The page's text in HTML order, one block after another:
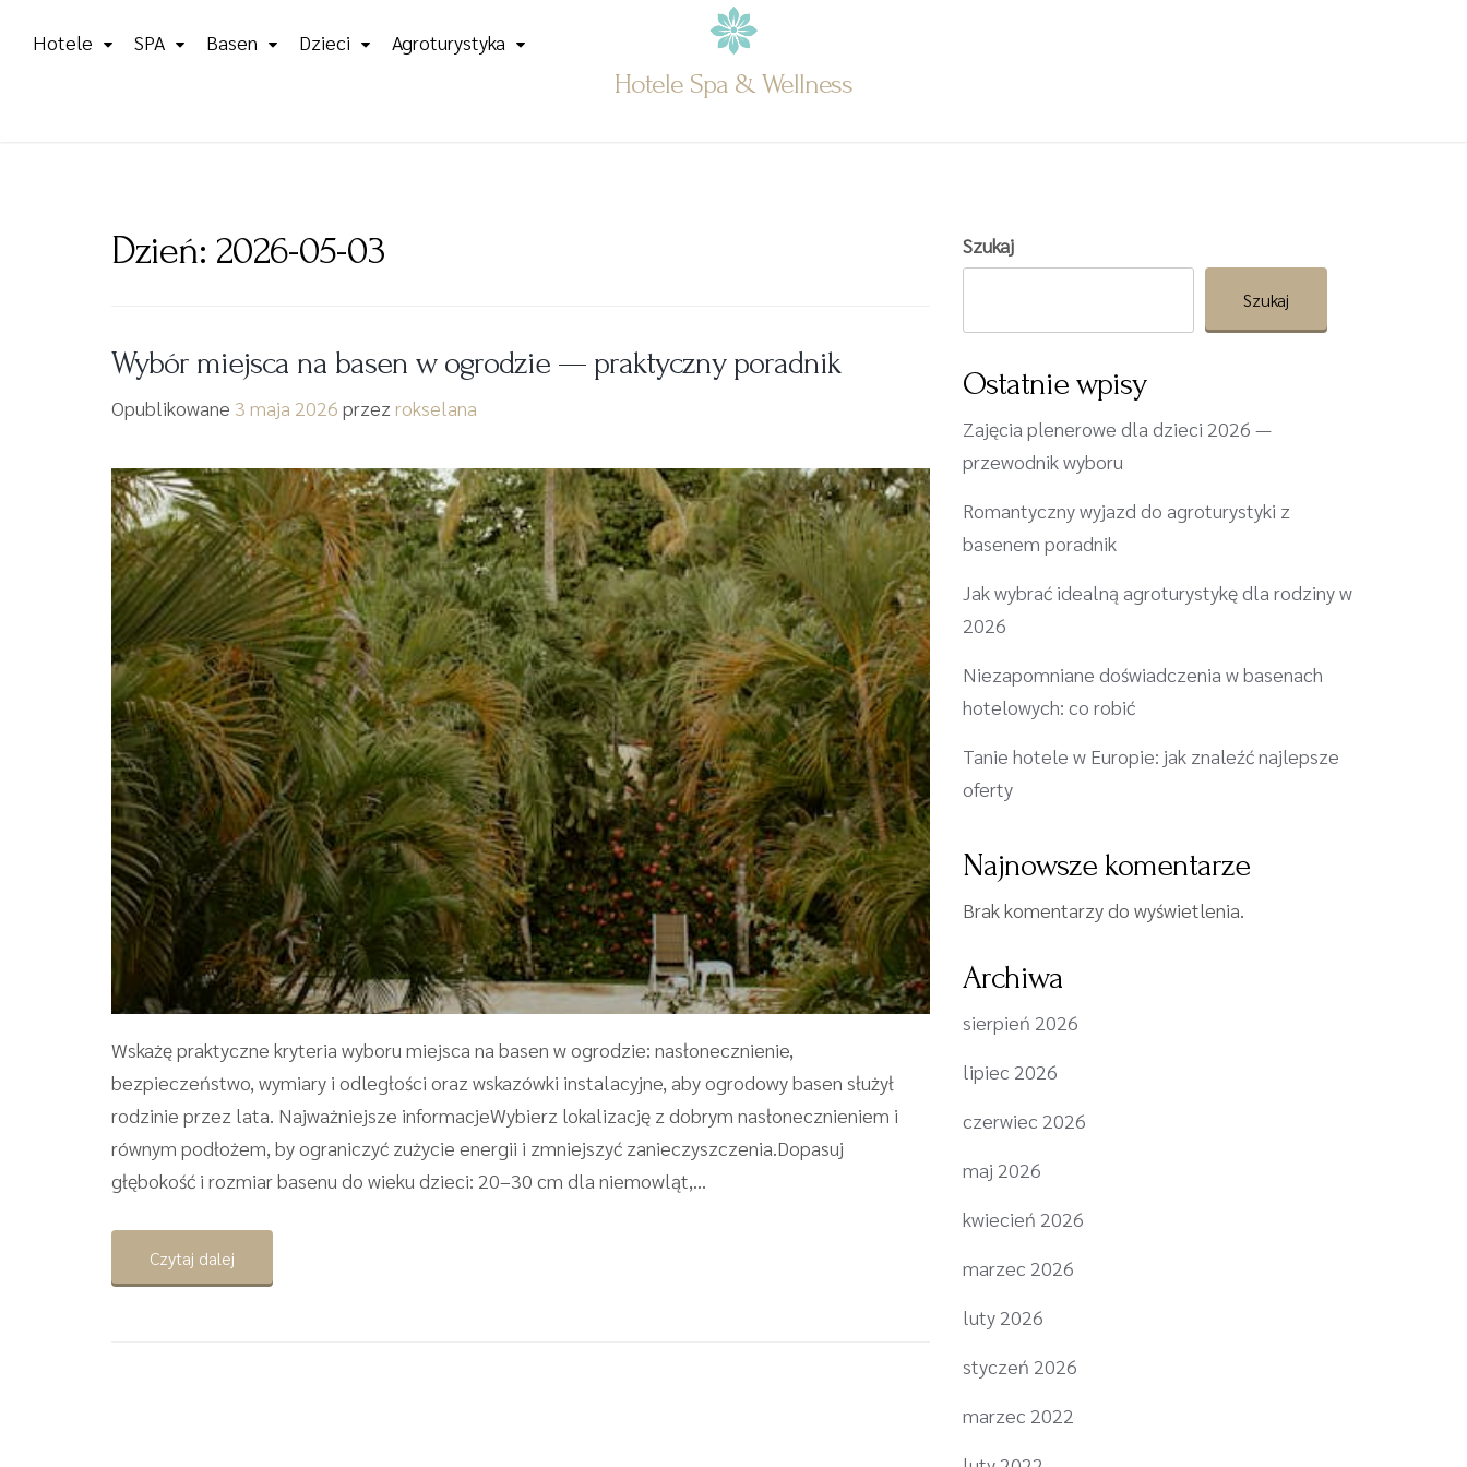
Hotele SPA Basen Dzieci Agroturystyka
Hotele Spa & Wellness
Dzień: 2026-05-03
Wybór miejsca na basen w ogrodzie — praktyczny poradnik
Opublikowane 3 maja 2026 przez rokselana
Wskażę praktyczne kryteria wyboru miejsca na basen w ogrodzie: nasłonecznienie,
bezpieczeństwo, wymiary i odległości oraz wskazówki instalacyjne, aby ogrodowy basen służył
rodzinie przez lata. Najważniejsze informacjeWybierz lokalizację z dobrym nasłonecznieniem i
równym podłożem, by ograniczyć zużycie energii i zmniejszyć zanieczyszczenia.Dopasuj
głębokość i rozmiar basenu do wieku dzieci: 20–30 cm dla niemowląt,...
Czytaj dalej
Szukaj
Szukaj
Ostatnie wpisy
Zajęcia plenerowe dla dzieci 2026 —
przewodnik wyboru
Romantyczny wyjazd do agroturystyki z
basenem poradnik
Jak wybrać idealną agroturystykę dla rodziny w
2026
Niezapomniane doświadczenia w basenach
hotelowych: co robić
Tanie hotele w Europie: jak znaleźć najlepsze
oferty
Najnowsze komentarze
Brak komentarzy do wyświetlenia.
Archiwa
sierpień 2026
lipiec 2026
czerwiec 2026
maj 2026
kwiecień 2026
marzec 2026
luty 2026
styczeń 2026
marzec 2022